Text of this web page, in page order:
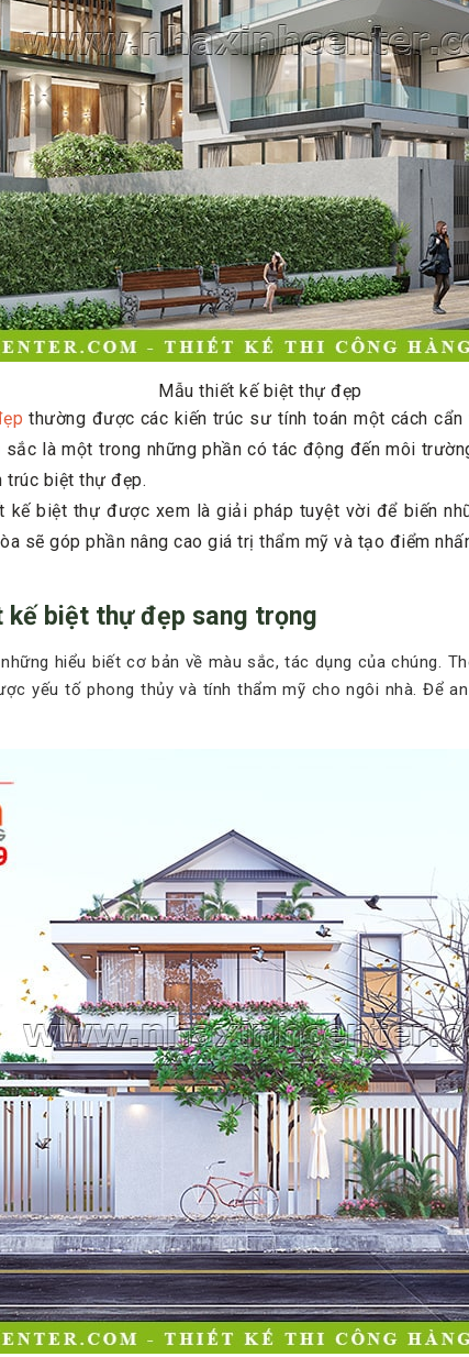
Mẫu thiết kế biệt thự đẹp
thường được các kiến trúc sư tính toán một cách
là một trong những phần có tác động đến môi
trúc biệt thự đẹp.
kế biệt thự được xem là giải pháp tuyệt vời để biến
sẽ góp phần nâng cao giá trị thẩm mỹ và tạo điểm
biệt thự đẹp sang trọng
hiểu biết cơ bản về màu sắc, tác dụng của chúng.
yếu tố phong thủy và tính thẩm mỹ cho ngôi nhà. Để